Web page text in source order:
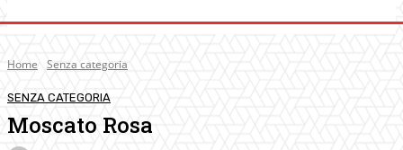
Home Senza categoria
SENZA CATEGORIA
Moscato Rosa